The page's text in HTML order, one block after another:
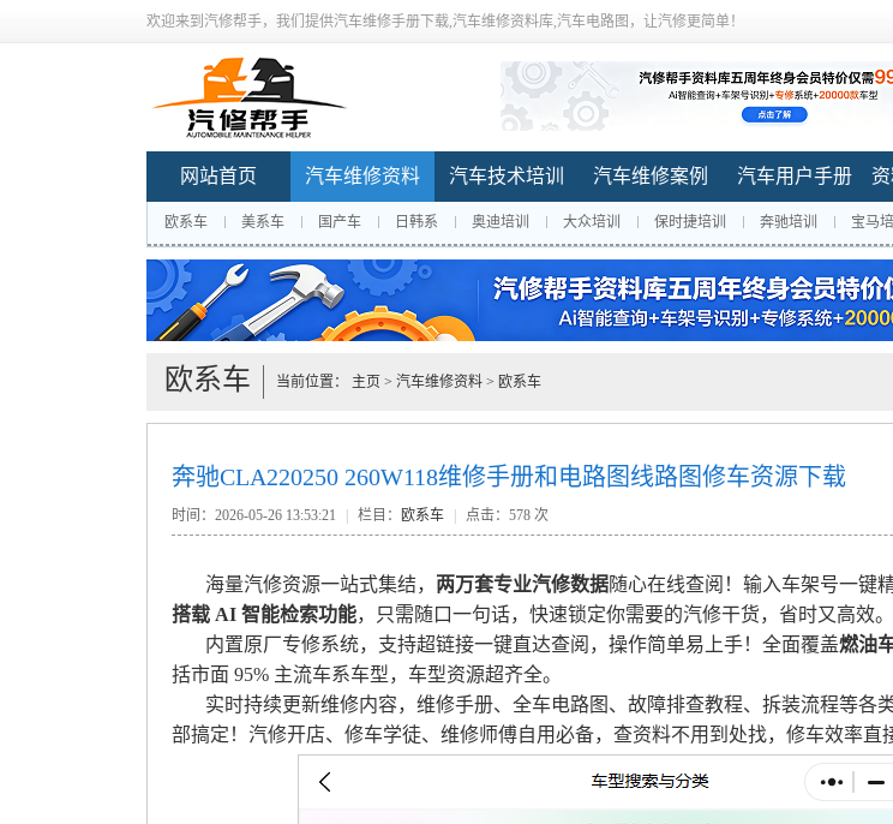
欢迎来到汽修帮手，我们提供汽车维修手册下载,汽车维修资料库,汽车电路图，让汽修更简单！
网站首页 汽车维修资料 汽车技术培训 汽车维修案例 汽车用户手册
欧系车 美系车 国产车 日韩系 奥迪培训 大众培训 保时捷培训 奔驰培训 宝马
欧系车 当前位置： 主页 > 汽车维修资料 > 欧系车
奔驰CLA220250 260W118维修手册和电路图线路图修车资源下载
时间：2026-05-26 13:53:21 栏目： 欧系车 点击： 578 次
海量汽修资源一站式集结， 两万套专业汽修数据随心在线查阅！输入车架号一键
搭载 AI 智能检索功能，只需随口一句话，快速锁定你需要的汽修干货，省时又高效。
内置原厂专修系统，支持超链接一键直达查阅，操作简单易上手！全面覆盖燃油
括市面 95% 主流车系车型，车型资源超齐全。
实时持续更新维修内容，维修手册、全车电路图、故障排查教程、拆装流程等各
部搞定！汽修开店、修车学徒、维修师傅自用必备，查资料不用到处找，修车效率直